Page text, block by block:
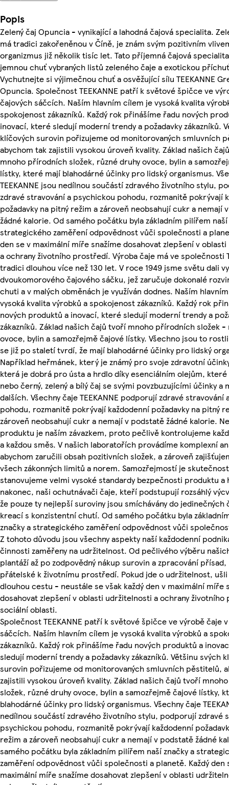
Popis
Zelený čaj Opuncia - vynikající a lahodná čajová specialita.
má tradici zakořeněnou v Číně, je znám svým pozitivním
organizmus již několik tisíc let. Tato příjemná čajová
jemnou chuť vybraných listů zeleného čaje a exotickou
Vychutnejte si výjimečnou chuť a osvěžující sílu TEEKANNE
Opuncia. Společnost TEEKANNE patří k světové špičce ve
čajových sáčcích. Naším hlavním cílem je vysoká kvalita
spokojenost zákazníků. Každý rok přinášíme řadu nových
inovací, které sledují moderní trendy a požadavky zákazníků.
klíčových surovin pořizujeme od monitorovaných smluvních
abychom tak zajistili vysokou úroveň kvality. Základ našich
mnoho přírodních složek, různé druhy ovoce, bylin a
lístky, které mají blahodárné účinky pro lidský organismus.
TEEKANNE jsou nedílnou součástí zdravého životního stylu,
zdravé stravování a psychickou pohodu, rozmanitě pokrývají
požadavky na pitný režim a zároveň neobsahují cukr a nemají
žádné kalorie. Od samého počátku byla základním pilířem naší
strategického zaměření odpovědnost vůči společnosti a
den se v maximální míře snažíme dosahovat zlepšení v
a ochrany životního prostředí. Výroba čaje má ve společnosti
tradici dlouhou více než 130 let. V roce 1949 jsme světu dali
dvoukomorového čajového sáčku, jež zaručuje dokonalé
chuti a v malých obměnách je využíván dodnes. Naším
vysoká kvalita výrobků a spokojenost zákazníků. Každý rok
nových produktů a inovací, které sledují moderní trendy a
zákazníků. Základ našich čajů tvoří mnoho přírodních složek -
ovoce, bylin a samozřejmě čajové lístky. Všechno jsou to
se již po staletí tvrdí, že mají blahodárné účinky pro lidský
Například heřmánek, který je známý pro svoje zdravotní
která je dobrá pro ústa a hrdlo díky esenciálním olejům, které
nebo černý, zelený a bílý čaj se svými povzbuzujícími účinky a
dalších. Všechny čaje TEEKANNE podporují zdravé stravování
pohodu, rozmanitě pokrývají každodenní požadavky na pitný
zároveň neobsahují cukr a nemají v podstatě žádné kalorie.
produktu je naším závazkem, proto pečlivě kontrolujeme
a každou směs. V našich laboratořích provádíme komplexní
abychom zaručili obsah pozitivních složek, a zároveň
všech zákonných limitů a norem. Samozřejmostí je
stanovujeme velmi vysoké standardy bezpečnosti produktu a
nakonec, naši ochutnávači čaje, kteří podstupují rozsáhlý
že pouze ty nejlepší suroviny jsou smíchávány do jedinečných
kreací s konzistentní chutí. Od samého počátku byla
značky a strategického zaměření odpovědnost vůči
Z tohoto důvodu jsou všechny aspekty naší každodenní
činnosti zaměřeny na udržitelnost. Od pečlivého výběru
plantáží až po zodpovědný nákup surovin a zpracování
přátelské k životnímu prostředí. Pokud jde o udržitelnost,
dlouhou cestu - neustále se však každý den v maximální míře
dosahovat zlepšení v oblasti udržitelnosti a ochrany
sociální oblasti.
Společnost TEEKANNE patří k světové špičce ve výrobě čaje
sáčcích. Naším hlavním cílem je vysoká kvalita výrobků a
zákazníků. Každý rok přinášíme řadu nových produktů a
sledují moderní trendy a požadavky zákazníků. Většinu svých
surovin pořizujeme od monitorovaných smluvních pěstitelů,
zajistili vysokou úroveň kvality. Základ našich čajů tvoří
složek, různé druhy ovoce, bylin a samozřejmě čajové lístky,
blahodárné účinky pro lidský organismus. Všechny čaje
nedílnou součástí zdravého životního stylu, podporují zdravé
psychickou pohodu, rozmanitě pokrývají každodenní
režim a zároveň neobsahují cukr a nemají v podstatě žádné
samého počátku byla základním pilířem naší značky a
zaměření odpovědnost vůči společnosti a planetě. Každý den
maximální míře snažíme dosahovat zlepšení v oblasti